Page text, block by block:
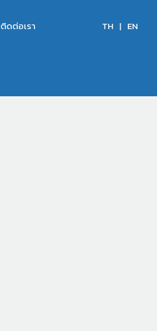
ติดต่อเรา TH | EN